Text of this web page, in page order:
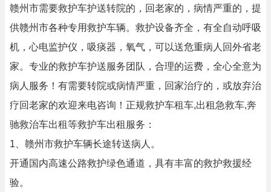
赣州市需要救护车护送转院的，回老家的，病情严重的，提
供赣州市各种专用救护车辆。救护设备齐全，有全自动呼吸
机，心电监护仪，吸痰器，氧气，可以送危重病人回外省老
家。专业的救护车护送服务团队，合理的运费，全心全意为
病人服务！有需要转院或病情严重，回家治疗的，或放弃治
疗回老家的欢迎来电咨询！正规救护车租车,出租急救车,奔
驰救治车出租等救护车出租服务：
1、赣州市救护车辆长途转送病人。
开通国内高速公路救护绿色通道，具有丰富的救护救援经
验。